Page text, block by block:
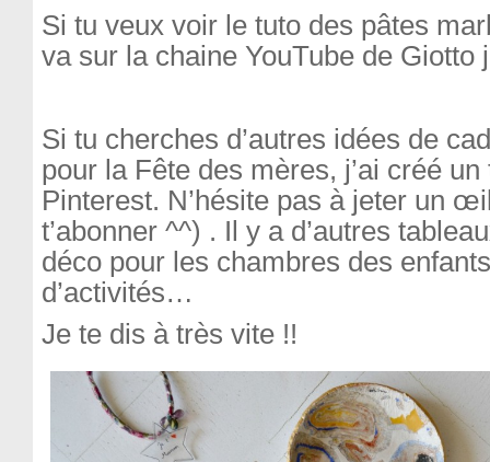
Si tu veux voir le tuto des pâtes
va sur la chaine YouTube de Giotto
Si tu cherches d’autres idées de
pour la Fête des mères, j’ai créé
Pinterest. N’hésite pas à jeter un
t’abonner ^^) . Il y a d’autres
déco pour les chambres des
d’activités…
Je te dis à très vite !!